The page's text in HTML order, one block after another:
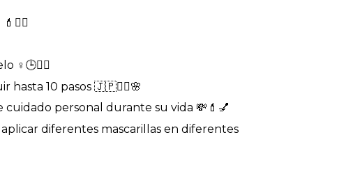
♀️🕒💇‍♀️
hasta 10 pasos 🇯🇵💆‍♀️🌸
personal durante su vida 💸💄💅
diferentes mascarillas en diferentes